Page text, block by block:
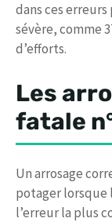
dans ces
sévère, comme
d’efforts.
Les
fatale
Un arrosage
potager
l’erreur la plus